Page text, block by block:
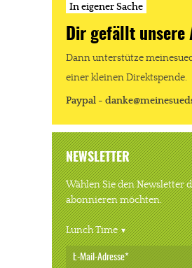
In eigener Sache
Dir gefällt unsere
Dann unterstütze
einer kleinen Direktspende.
Paypal -
NEWSLETTER
Wählen Sie den Newsletter
abonnieren möchten.
Lunch Time